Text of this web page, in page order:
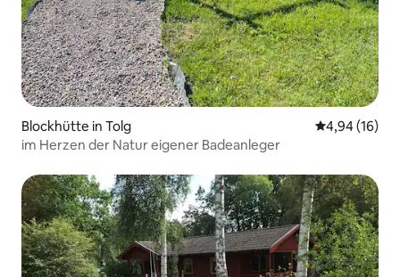
Blockhütte in Tolg
4,94 (16)
im Herzen der Natur eigener Badeanleger